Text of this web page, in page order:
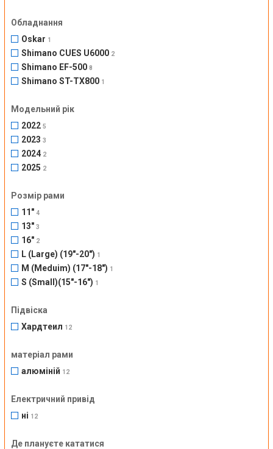
Обладнання
Oskar 1
Shimano CUES U6000 2
Shimano EF-500 8
Shimano ST-TX800 1
Модельний рік
2022 5
2023 3
2024 2
2025 2
Розмір рами
11" 4
13" 3
16" 2
L (Large) (19"-20") 1
M (Meduim) (17"-18") 1
S (Small)(15"-16") 1
Підвіска
Хардтеил 12
матеріал рами
алюміній 12
Електричний привід
ні 12
Де плануєте кататися